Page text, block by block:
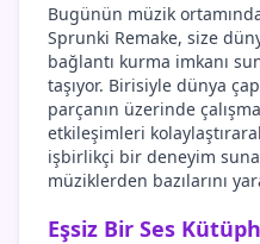
Bugünün müzik
Sprunki Remake, size
bağlantı kurma imkanı
taşıyor. Birisiyle dünya
parçanın üzerinde
etkileşimleri
işbirlikçi bir deneyim
müziklerden bazılarını
Eşsiz Bir Ses